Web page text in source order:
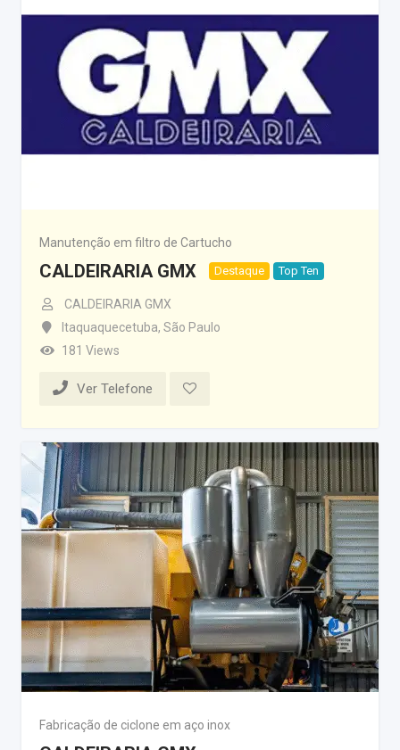
Manutenção em filtro de Cartucho
CALDEIRARIA GMX Destaque Top Ten
CALDEIRARIA GMX
Itaquaquecetuba, São Paulo
181 Views
Ver Telefone
Fabricação de ciclone em aço inox